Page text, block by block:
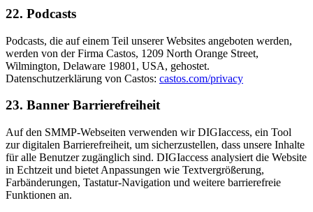
22. Podcasts
Podcasts, die auf einem Teil unserer Websites angeboten werden,
werden von der Firma Castos, 1209 North Orange Street,
Wilmington, Delaware 19801, USA, gehostet.
Datenschutzerklärung von Castos: castos.com/privacy
23. Banner Barrierefreiheit
Auf den SMMP-Webseiten verwenden wir DIGIaccess, ein Tool
zur digitalen Barrierefreiheit, um sicherzustellen, dass unsere Inhalte
für alle Benutzer zugänglich sind. DIGIaccess analysiert die Website
in Echtzeit und bietet Anpassungen wie Textvergrößerung,
Farbänderungen, Tastatur-Navigation und weitere barrierefreie
Funktionen an.